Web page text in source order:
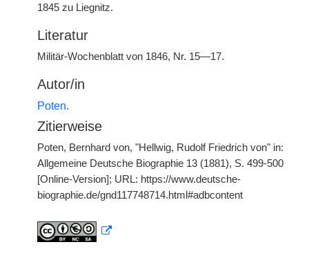
1845 zu Liegnitz.
Literatur
Militär-Wochenblatt von 1846, Nr. 15—17.
Autor/in
Poten.
Zitierweise
Poten, Bernhard von, "Hellwig, Rudolf Friedrich von" in:
Allgemeine Deutsche Biographie 13 (1881), S. 499-500
[Online-Version]; URL: https://www.deutsche-
biographie.de/gnd117748714.html#adbcontent